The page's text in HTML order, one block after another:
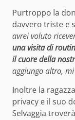
Purtroppo la
davvero triste e
avrei voluto
una visita di
il cuore della
aggiungo altro,
Inoltre la
privacy e il suo
Selvaggia